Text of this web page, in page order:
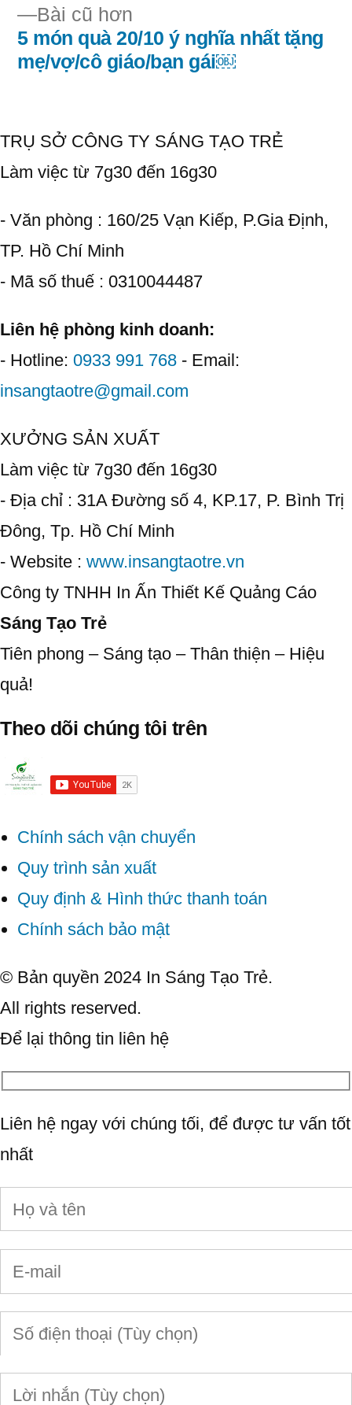
bài
viết
Bài cũ hơn
cũ
hơn:
5 món quà 20/10 ý nghĩa nhất tặng
mẹ/vợ/cô giáo/bạn gái￼
TRỤ SỞ CÔNG TY SÁNG TẠO TRẺ
Làm việc từ 7g30 đến 16g30
- Văn phòng : 160/25 Vạn Kiếp, P.Gia Định,
TP. Hồ Chí Minh
- Mã số thuế : 0310044487
Liên hệ phòng kinh doanh:
- Hotline: 0933 991 768 - Email:
insangtaotre@gmail.com
XƯỞNG SẢN XUẤT
Làm việc từ 7g30 đến 16g30
- Địa chỉ : 31A Đường số 4, KP.17, P. Bình Trị
Đông, Tp. Hồ Chí Minh
- Website : www.insangtaotre.vn
Công ty TNHH In Ấn Thiết Kế Quảng Cáo
Sáng Tạo Trẻ
Tiên phong – Sáng tạo – Thân thiện – Hiệu
quả!
Theo dõi chúng tôi trên
Chính sách vận chuyển
Quy trình sản xuất
Quy định & Hình thức thanh toán
Chính sách bảo mật
© Bản quyền 2024 In Sáng Tạo Trẻ.
All rights reserved.
Để lại thông tin liên hệ
Liên hệ ngay với chúng tối, để được tư vấn tốt
nhất